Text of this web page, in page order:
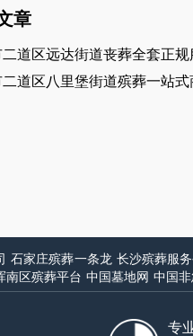
章
道区远达街道丧葬全套正
道区八里堡街道殡葬一站
石家庄殡葬一条龙 长沙殡葬服务
南区殡葬平台 中国墓地网 中国非
专